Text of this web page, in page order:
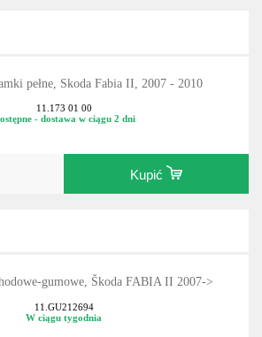
pełne, Skoda Fabia II, 2007 - 2010
11.173 01 00
- dostawa w ciągu 2 dni
Kupić
gumowe, Škoda FABIA II 2007->
11.GU212694
W ciągu tygodnia